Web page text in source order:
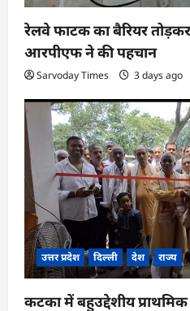
रेलवे फाटक का बैरियर
आरपीएफ ने की पहचान
Sarvoday Times 3 days ago
उत्तर प्रदेश दिल्ली देश राज्य
कटका में बहुउद्देशीय प्राथमिक